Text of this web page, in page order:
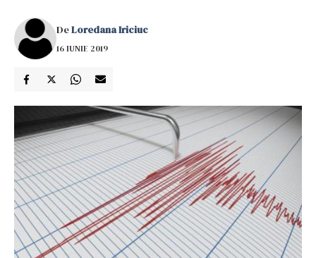
DeLoredana Iriciuc
16 IUNIE 2019